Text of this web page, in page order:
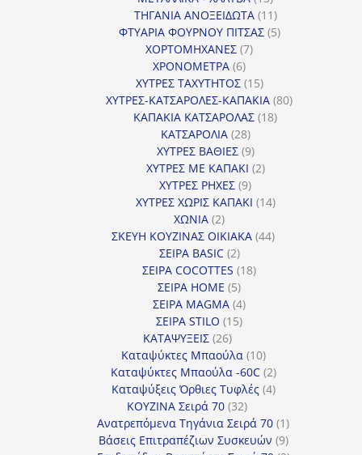
προϊόντα
ΤΗΓΑΝΙΑ ΑΝΟΞΕΙΔΩΤΑ 1111
προϊόντα
ΦΤΥΑΡΙΑ ΦΟΥΡΝΟΥ ΠΙΤΣΑΣ 55
ΧΟΡΤΟΜΗΧΑΝΕΣ 77
ΧΡΟΝΟΜΕΤΡΑ 66
προϊόντα
ΧΥΤΡΕΣ ΤΑΧΥΤΗΤΟΣ 1515
προϊόντα
ΧΥΤΡΕΣ-ΚΑΤΣΑΡΟΛΕΣ-ΚΑΠΑΚΙΑ 8080
ΚΑΠΑΚΙΑ ΚΑΤΣΑΡΟΛΑΣ 1818
ΚΑΤΣΑΡΟΛΙΑ 2828
προϊόντα
ΧΥΤΡΕΣ ΒΑΘΙΕΣ 99
προϊόντα
ΧΥΤΡΕΣ ΜΕ ΚΑΠΑΚΙ 22
ΧΥΤΡΕΣ ΡΗΧΕΣ 99
προϊόντα
ΧΥΤΡΕΣ ΧΩΡΙΣ ΚΑΠΑΚΙ 1414
ΧΩΝΙΑ 22
προϊόντα
ΣΚΕΥΗ ΚΟΥΖΙΝΑΣ ΟΙΚΙΑΚΑ 4444
ΣΕΙΡΑ BASIC 22
προϊόντα
ΣΕΙΡΑ COCOTTES 1818
ΣΕΙΡΑ HOME 55
προϊόντα
ΣΕΙΡΑ MAGMA 44
προϊόντα
ΣΕΙΡΑ STILO 1515
ΚΑΤΑΨΥΞΕΙΣ 2626
προϊόντα
Καταψύκτες Μπαούλα 1010
προϊόντα
Καταψύκτες Μπαούλα -60C 22
προϊόντα
Καταψύξεις Όρθιες Τυφλές 44
ΚΟΥΖΙΝΑ Σειρά 70 3232
προϊόντα
Ανατρεπόμενα Τηγάνια Σειρά 70 11
προϊόν
Βάσεις Επιτραπέζιων Συσκευών 99